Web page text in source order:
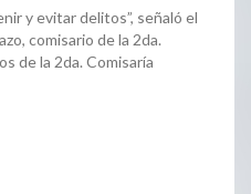
y evitar delitos”, señaló el
comisario de la 2da.
de la 2da. Comisaría